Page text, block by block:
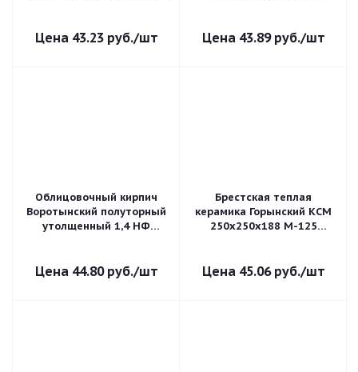
43.23руб./шт 43.89руб./шт
Облицовочный кирпич
Воротынский полуторный
утолщенный 1,4 НФ
44.80руб./шт
Брестская теплая
керамика Горынский КСМ
250х250х188 М-125
45.06руб./шт